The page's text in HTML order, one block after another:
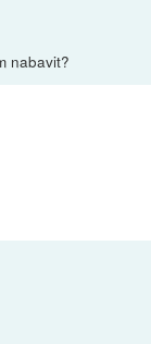
nabavit?